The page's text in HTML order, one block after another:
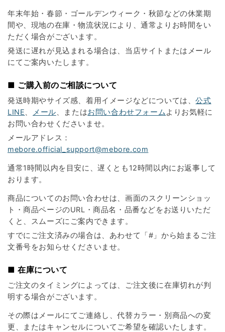
年末年始・春節・ゴールデンウィーク・秋節などの休業期
間や、現地の在庫・物流状況により、通常よりお時間をい
ただく場合がございます。
発送に遅れが見込まれる場合は、当店サイトまたはメール
にてご案内いたします。
■ ご購入前のご相談について
発送時期やサイズ感、着用イメージなどについては、公式
LINE、 メール、またはお問い合わせフォームよりお気軽に
お問い合わせくださいませ。
メールアドレス：
mebore.official_support@mebore.com
通常1時間以内を目安に、遅くとも12時間以内にお返事して
おります。
商品についてのお問い合わせは、画面のスクリーンショッ
ト・商品ページのURL・商品名・品番などをお送りいただ
くと、スムーズにご案内できます。
すでにご注文済みの場合は、あわせて「#」から始まるご注
文番号をお知らせくださいませ。
■ 在庫について
ご注文のタイミングによっては、ご注文後に在庫切れが判
明する場合がございます。
その際はメールにてご連絡し、代替カラー・別商品への変
更、またはキャンセルについてご希望を確認いたします。